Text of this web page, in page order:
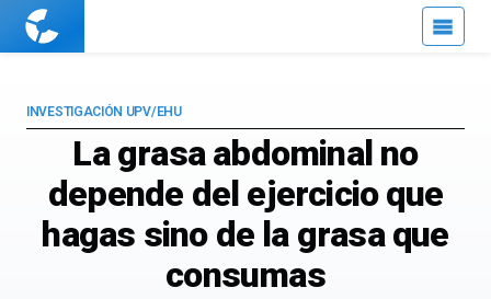
Cuaderno
La grasa abdominal no
depende del ejercicio que
hagas sino de la grasa que
consumas
INVESTIGACIÓN UPV/EHU